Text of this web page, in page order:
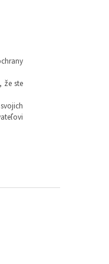
že ste